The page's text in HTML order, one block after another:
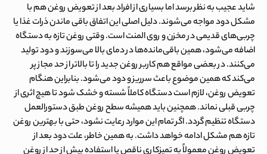
شاید عجیب به نظر برسد اما بسیاری از افراد بعد از تعویض روغن هم با
مشکل دود مواجه می‌شوند. دلیل اصلی این اتفاق باقی ماندن ذرات غذا یا
چربی‌های قدیمی در مخزن و روی المنت است. وقتی روغن تازه به دستگاه
اضافه می‌شود، همین باقی‌مانده‌ها در دمای بالا می‌سوزند و دود تولید
می‌کنند. در بعضی مواقع هم کاربر روغن جدید را تا بالاتر از حد مجاز پر
می‌کند که همین موضوع باعث سرریز و دود می‌شود. بنابراین هنگام
تعویض روغن، لازم است دستگاه کاملاً شسته و خشک شود تا هیچ اثری از
چربی قبلی نماند. همچنین باید همیشه سطح روغن طبق دستورالعمل
دستگاه تنظیم گردد. اگر تمام این موارد رعایت نشود، حتی با بهترین روغن
تازه هم مشکل ادامه خواهد داشت. به همین خاطر،علت دود بعد از
تعویض روغنمعمولاً به تمیزکاری ناقص یا استفاده بیش از حد از روغن